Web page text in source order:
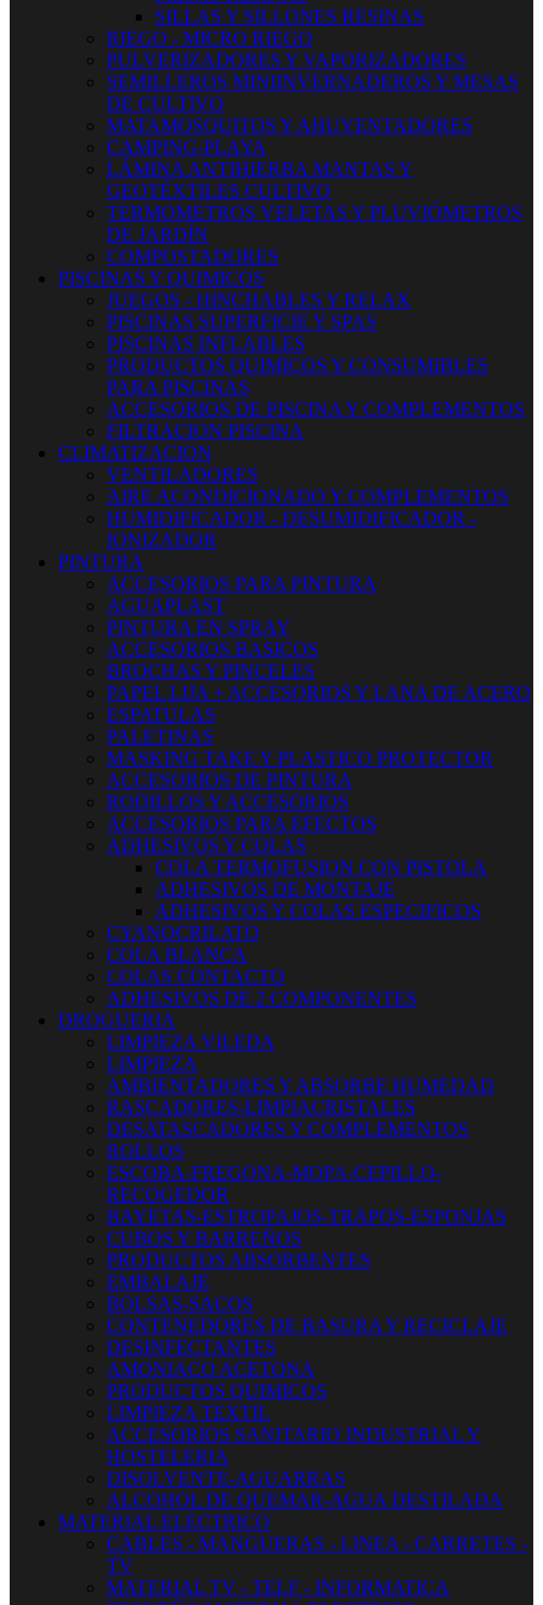
SILLAS Y SILLONES RESINAS
RIEGO - MICRO RIEGO
PULVERIZADORES Y VAPORIZADORES
SEMILLEROS MINIINVERNADEROS Y MESAS
DE CULTIVO
MATAMOSQUITOS Y AHUYENTADORES
CAMPING-PLAYA
LÁMINA ANTIHIERBA MANTAS Y
GEOTÉXTILES CULTIVO
TERMOMETROS VELETAS Y PLUVIÓMETROS
DE JARDÍN
COMPOSTADORES
PISCINAS Y QUIMICOS
JUEGOS - HINCHABLES Y RELAX
PISCINAS SUPERFICIE Y SPAS
PISCINAS INFLABLES
PRODUCTOS QUIMICOS Y CONSUMIBLES
PARA PISCINAS
ACCESORIOS DE PISCINA Y COMPLEMENTOS
FILTRACION PISCINA
CLIMATIZACION
VENTILADORES
AIRE ACONDICIONADO Y COMPLEMENTOS
HUMIDIFICADOR - DESUMIDIFICADOR -
IONIZADOR
PINTURA
ACCESORIOS PARA PINTURA
AGUAPLAST
PINTURA EN SPRAY
ACCESORIOS BASICOS
BROCHAS Y PINCELES
PAPEL LIJA + ACCESORIOS Y LANA DE ACERO
ESPATULAS
PALETINAS
MASKING TAKE Y PLASTICO PROTECTOR
ACCESORIOS DE PINTURA
RODILLOS Y ACCESORIOS
ACCESORIOS PARA EFECTOS
ADHESIVOS Y COLAS
COLA TERMOFUSION CON PISTOLA
ADHESIVOS DE MONTAJE
ADHESIVOS Y COLAS ESPECIFICOS
CYANOCRILATO
COLA BLANCA
COLAS CONTACTO
ADHESIVOS DE 2 COMPONENTES
DROGUERIA
LIMPIEZA VILEDA
LIMPIEZA
AMBIENTADORES Y ABSORBE HUMEDAD
RASCADORES-LIMPIACRISTALES
DESATASCADORES Y COMPLEMENTOS
ROLLOS
ESCOBA-FREGONA-MOPA-CEPILLO-
RECOGEDOR
BAYETAS-ESTROPAJOS-TRAPOS-ESPONJAS
CUBOS Y BARREÑOS
PRODUCTOS ABSORBENTES
EMBALAJE
BOLSAS-SACOS
CONTENEDORES DE BASURA Y RECICLAJE
DESINFECTANTES
AMONIACO ACETONA
PRODUCTOS QUIMICOS
LIMPIEZA TEXTIL
ACCESORIOS SANITARIO INDUSTRIAL Y
HOSTELERIA
DISOLVENTE-AGUARRAS
ALCOHOL DE QUEMAR-AGUA DESTILADA
MATERIAL ELECTRICO
CABLES - MANGUERAS - LINEA - CARRETES -
TV
MATERIAL TV - TELF - INFORMATICA